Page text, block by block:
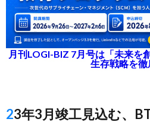
月刊LOGI-BIZ 7月号は「未来を
生存戦略を徹
23年3月竣工見込む、